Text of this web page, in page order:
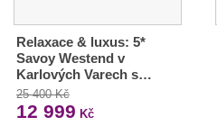
Relaxace & luxus: 5*
Savoy Westend v
Karlových Varech s…
25 400 Kč
12 999 Kč